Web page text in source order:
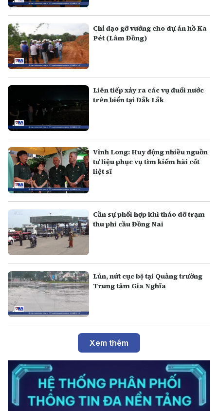
Chỉ đạo gỡ vướng cho dự án hồ Ka
Pét (Lâm Đồng)
Liên tiếp xảy ra các vụ đuối nước
trên biển tại Đắk Lắk
Vĩnh Long: Huy động nhiều nguồn
tư liệu phục vụ tìm kiếm hài cốt
liệt sĩ
Cần sự phối hợp khi tháo dỡ trạm
thu phí cầu Đồng Nai
Lún, nứt cục bộ tại Quảng trường
Trung tâm Gia Nghĩa
Xem thêm